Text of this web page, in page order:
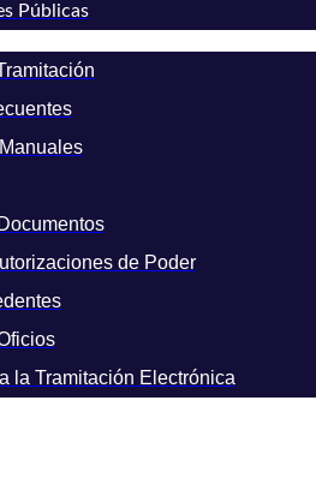
Públicas
de Poder
la Tramitación Electrónica